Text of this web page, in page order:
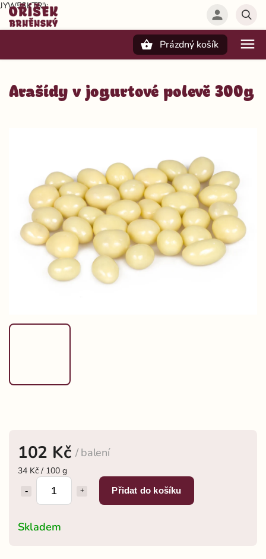
JYW5SKTR');
Prázdný košík
Arašídy v jogurtové polevě 300g
102 Kč / balení
34 Kč / 100 g
Přidat do košíku
Skladem